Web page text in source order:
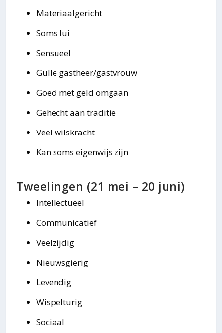
Materiaalgericht
Soms lui
Sensueel
Gulle gastheer/gastvrouw
Goed met geld omgaan
Gehecht aan traditie
Veel wilskracht
Kan soms eigenwijs zijn
Tweelingen (21 mei – 20 juni)
Intellectueel
Communicatief
Veelzijdig
Nieuwsgierig
Levendig
Wispelturig
Sociaal